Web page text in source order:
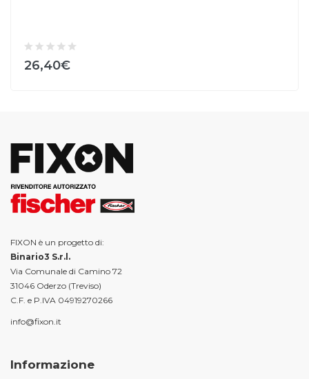
26,40€
FIXON è un progetto di:
Binario3 S.r.l.
Via Comunale di Camino 72
31046 Oderzo (Treviso)
C.F. e P.IVA 04919270266
info@fixon.it
Informazione